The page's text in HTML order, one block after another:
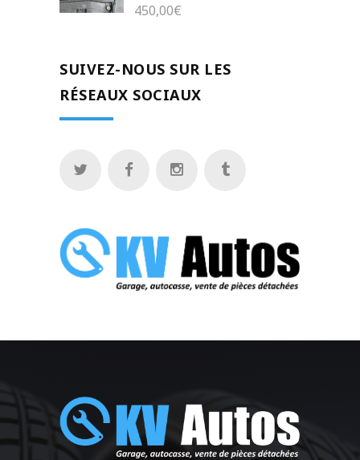
450,00€
SUIVEZ-NOUS SUR LES
RÉSEAUX SOCIAUX